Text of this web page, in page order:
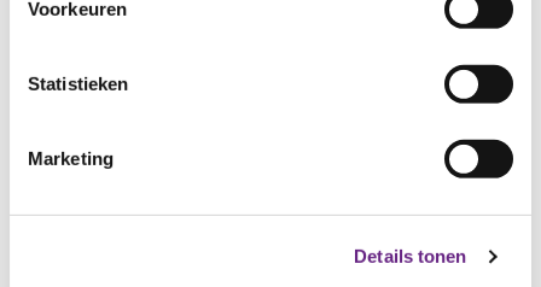
Voorkeuren
Statistieken
Marketing
Details tonen